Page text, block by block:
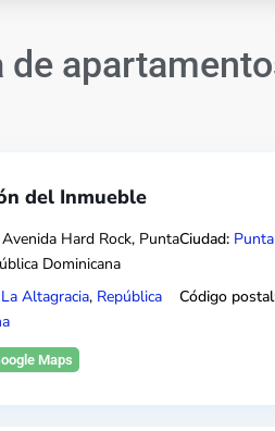
de
del Inmueble
Avenida Hard Rock, Punta
Dominicana
Ciudad:
La Altagracia, República
Código
Maps